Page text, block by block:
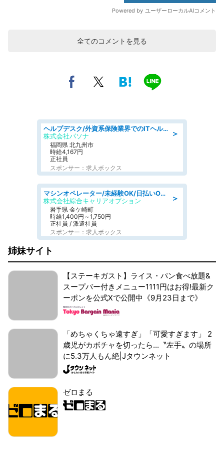
全てのコメントを見る
＞
ヘルプデスク/外資系保険業界でのITヘルプデスク業務/駅近/即日勤務可/ヘルプデスク
株式会社パソナ
福岡県 北九州市
時給4,167円
正社員
スポンサー：求人ボックス
＞
マシンオペレーター/未経験OK/日払いOK/寮完備/交替制/20・30・40代活躍中
株式会社綜合キャリアオプション
岩手県 金ケ崎町
時給1,400円～1,750円
正社員 / 派遣社員
スポンサー：求人ボックス
姉妹サイト
【ステーキガスト】ライス・パン食べ放題&
スープバー付きメニュー1111円はお得!最新ク
ーポンを公式Xで公開中《9月23日まで》
「めちゃくちゃ遠すぎ」「可愛すぎます」 2
歳児がカボチャを切ったら...〝左手〟の場所
に5.3万人もん絶|Jタウンネット
ゼロまる